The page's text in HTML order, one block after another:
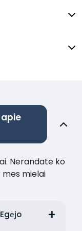
Nerandate ko
mes mielai